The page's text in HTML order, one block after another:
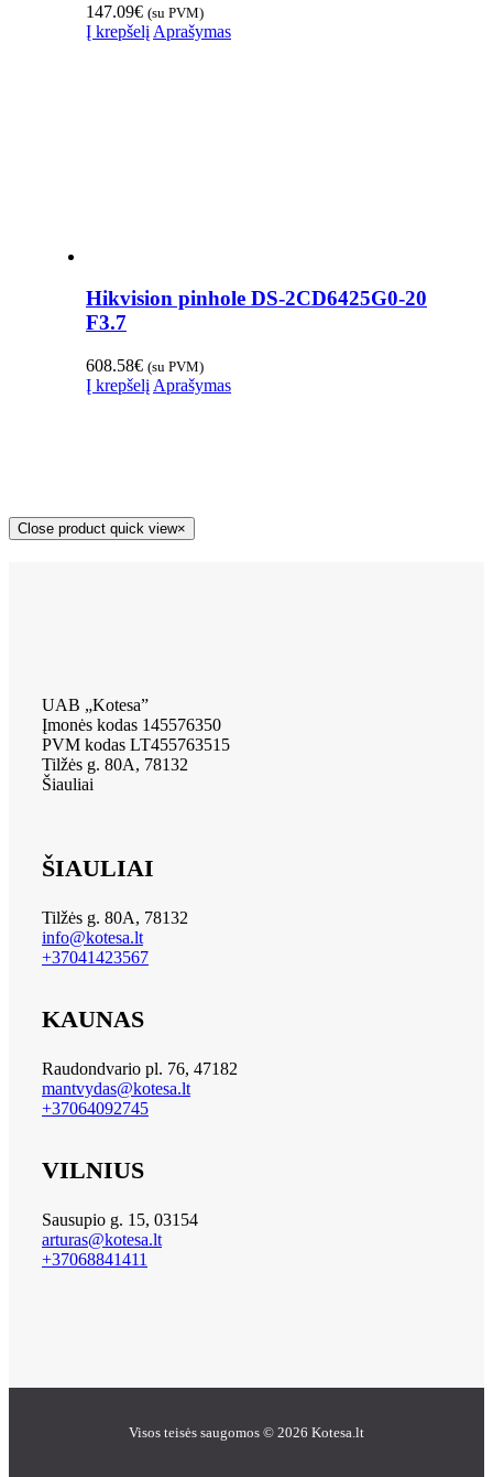
147.09€ (su PVM)
Į krepšelį Aprašymas
Hikvision pinhole DS-2CD6425G0-20
F3.7
608.58€ (su PVM)
Į krepšelį Aprašymas
Close product quick view×
UAB „Kotesa”
Įmonės kodas 145576350
PVM kodas LT455763515
Tilžės g. 80A, 78132
Šiauliai
ŠIAULIAI
Tilžės g. 80A, 78132
info@kotesa.lt
+37041423567
KAUNAS
Raudondvario pl. 76, 47182
mantvydas@kotesa.lt
+37064092745
VILNIUS
Sausupio g. 15, 03154
arturas@kotesa.lt
+37068841411
Visos teisės saugomos © 2026 Kotesa.lt